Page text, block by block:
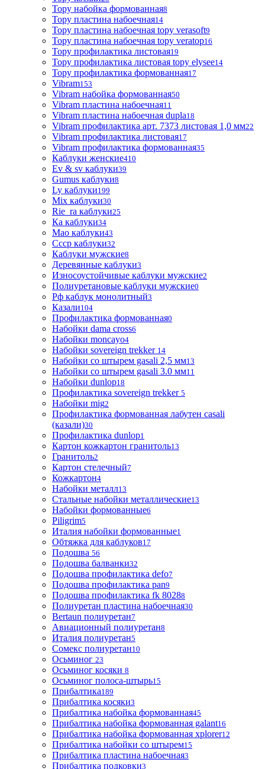
Topy набойка формованная8
Topy пластина набоечная14
Topy пластина набоечная topy verasoft9
Topy пластина набоечная topy veratop16
Topy профилактика листовая19
Topy профилактика листовая topy elysee14
Topy профилактика формованная17
Vibram153
Vibram набойка формованная50
Vibram пластина набоечная11
Vibram пластина набоечная dupla18
Vibram профилактика арт. 7373 листовая 1,0 мм22
Vibram профилактика листовая17
Vibram профилактика формованная35
Каблуки женские410
Ev & sv каблуки39
Gumus каблуки8
Ly каблуки199
Mix каблуки30
Rie_ra каблуки25
Ка каблуки34
Мао каблуки43
Ссср каблуки32
Каблуки мужские8
Деревянные каблуки3
Износоустойчивые каблуки мужские2
Полиуретановые каблуки мужские0
Рф каблук монолитный3
Казали104
Профилактика формованная0
Набойки dama cross6
Набойки moncayo4
Набойки sovereign trekker 14
Набойки со штырем gasali 2,5 мм13
Набойки со штырем gasali 3.0 мм11
Набойки dunlop18
Профилактика sovereign trekker 5
Набойки mig2
Профилактика формованная лабутен casali
(казали)30
Профилактика dunlop1
Картон кожкартон гранитоль13
Гранитоль2
Картон стелечный7
Кожкартон4
Набойки металл13
Стальные набойки металлические13
Набойки формованные6
Piligrim5
Италия набойки формованные1
Обтяжка для каблуков17
Подошва 56
Подошва балванки32
Подошва профилактика defo7
Подошва профилактика pan9
Подошва профилактика fk 80288
Полиуретан пластина набоечная30
Bertaun полиуретан7
Авиационный полиуретан8
Италия полиуретан5
Сомекс полиуретан10
Осьминог 23
Осьминог косяки 8
Осьминог полоса-штырь15
Прибалтика189
Прибалтика косяки3
Прибалтика набойка формованная45
Прибалтика набойка формованная galant16
Прибалтика набойка формованная xplorer12
Прибалтика набойки со штырем15
Прибалтика пластина набоечная3
Прибалтика подковки3